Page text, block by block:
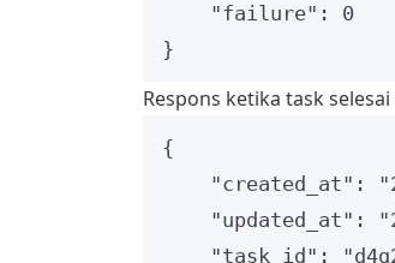
"failure" : 0
}
Respons ketika task
{
"created_at" : "
"updated_at" : "
"task_id" : "